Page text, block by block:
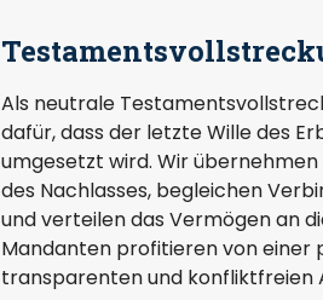
Als neutrale
dafür, dass der letzte Wille des
umgesetzt wird. Wir
des Nachlasses, begleichen
und verteilen das Vermögen an
Mandanten profitieren von einer
transparenten und konfliktfreien